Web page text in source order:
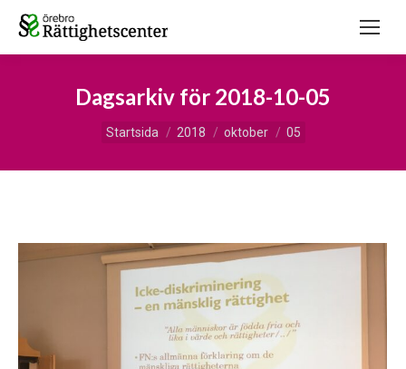
Dagsarkiv för 2018-10-05
Du är här:
Startsida 2018 oktober 05